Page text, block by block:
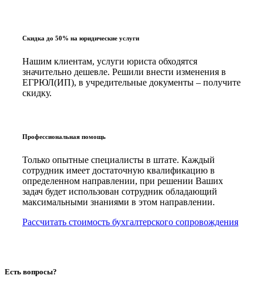
Скидка до 50% на юридические услуги
Нашим клиентам, услуги юриста обходятся
значительно дешевле. Решили внести изменения в
ЕГРЮЛ(ИП), в учредительные документы – получите
скидку.
Профессиональная помощь
Только опытные специалисты в штате. Каждый
сотрудник имеет достаточную квалификацию в
определенном направлении, при решении Ваших
задач будет использован сотрудник обладающий
максимальными знаниями в этом направлении.
Рассчитать стоимость бухгалтерского сопровождения
Есть вопросы?